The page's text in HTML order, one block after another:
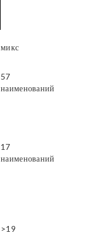
микс
57
наименований
17
наименований
>19